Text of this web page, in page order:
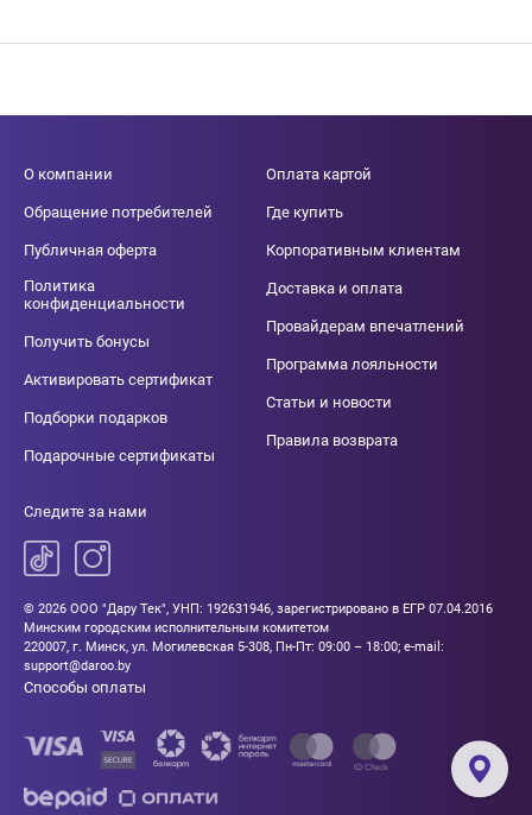
О компании
Обращение потребителей
Публичная оферта
Политика
конфиденциальности
Получить бонусы
Активировать сертификат
Подборки подарков
Подарочные сертификаты
Оплата картой
Где купить
Корпоративным клиентам
Доставка и оплата
Провайдерам впечатлений
Программа лояльности
Статьи и новости
Правила возврата
Следите за нами
© 2026 ООО "Дару Тек", УНП: 192631946, зарегистрировано в ЕГР 07.04.2016
Минским городским исполнительным комитетом
220007, г. Минск, ул. Могилевская 5-308, Пн-Пт: 09:00 – 18:00; e-mail:
support@daroo.by
Способы оплаты